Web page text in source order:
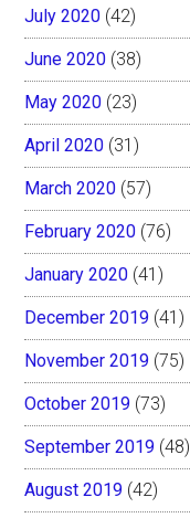
July 2020 (42)
June 2020 (38)
May 2020 (23)
April 2020 (31)
March 2020 (57)
February 2020 (76)
January 2020 (41)
December 2019 (41)
November 2019 (75)
October 2019 (73)
September 2019 (48)
August 2019 (42)